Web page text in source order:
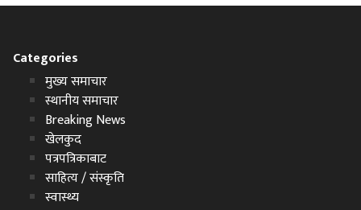
Categories
मुख्य समाचार
स्थानीय समाचार
Breaking News
खेलकुद
पत्रपत्रिकाबाट
साहित्य / संस्कृति
स्वास्थ्य